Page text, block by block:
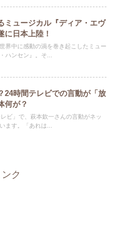
ミュージカル『ディア・エヴ
に日本上陸！
界中に感動の渦を巻き起こしたミュー
ハンセン』。そ...
24時間テレビでの言動が「放
何が？
ビ」で、萩本欽一さんの言動がネッ
ます。「あれは...
ク